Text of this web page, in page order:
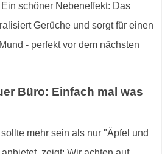
schöner Nebeneffekt: Das
Gerüche und sorgt für einen
- perfekt vor dem nächsten
Büro: Einfach mal was
mehr sein als nur "Äpfel und